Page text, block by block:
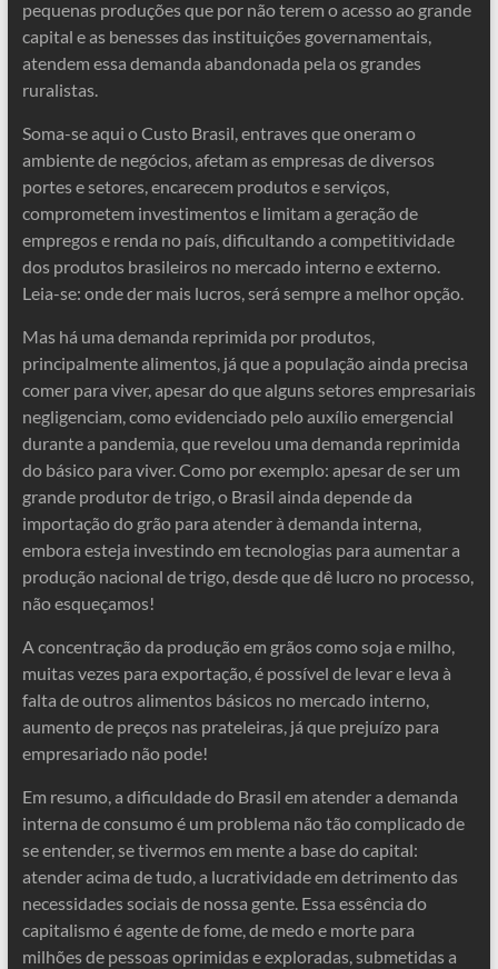
pequenas produções que por não terem o acesso ao grande
capital e as benesses das instituições governamentais,
atendem essa demanda abandonada pela os grandes
ruralistas.
Soma-se aqui o Custo Brasil, entraves que oneram o
ambiente de negócios, afetam as empresas de diversos
portes e setores, encarecem produtos e serviços,
comprometem investimentos e limitam a geração de
empregos e renda no país, dificultando a competitividade
dos produtos brasileiros no mercado interno e externo.
Leia-se: onde der mais lucros, será sempre a melhor opção.
Mas há uma demanda reprimida por produtos,
principalmente alimentos, já que a população ainda precisa
comer para viver, apesar do que alguns setores empresariais
negligenciam, como evidenciado pelo auxílio emergencial
durante a pandemia, que revelou uma demanda reprimida
do básico para viver. Como por exemplo: apesar de ser um
grande produtor de trigo, o Brasil ainda depende da
importação do grão para atender à demanda interna,
embora esteja investindo em tecnologias para aumentar a
produção nacional de trigo, desde que dê lucro no processo,
não esqueçamos!
A concentração da produção em grãos como soja e milho,
muitas vezes para exportação, é possível de levar e leva à
falta de outros alimentos básicos no mercado interno,
aumento de preços nas prateleiras, já que prejuízo para
empresariado não pode!
Em resumo, a dificuldade do Brasil em atender a demanda
interna de consumo é um problema não tão complicado de
se entender, se tivermos em mente a base do capital:
atender acima de tudo, a lucratividade em detrimento das
necessidades sociais de nossa gente. Essa essência do
capitalismo é agente de fome, de medo e morte para
milhões de pessoas oprimidas e exploradas, submetidas a